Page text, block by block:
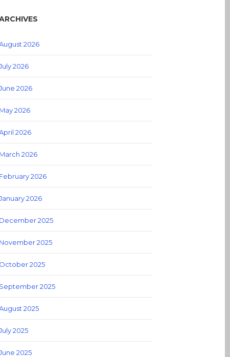
2026
2026
2026
May 2026
2026
March 2026
February 2026
2026
December 2025
November 2025
October 2025
September 2025
2025
2025
2025